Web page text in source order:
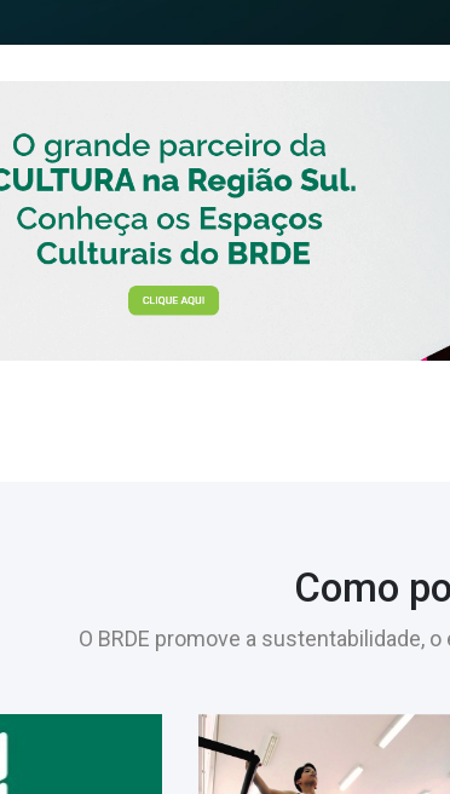
Como
O BRDE promove a sustentabilidade,